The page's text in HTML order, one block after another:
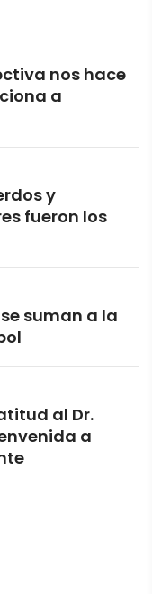
nos hace
a
y
fueron los
suman a la
al Dr.
a